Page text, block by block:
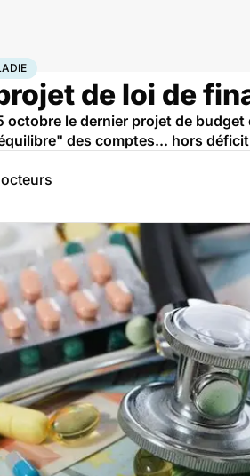
assurance maladie
de loi de
octobre le dernier projet de
des comptes... hors